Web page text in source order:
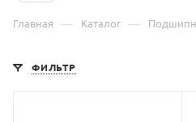
Главная — Каталог —
ФИЛЬТР